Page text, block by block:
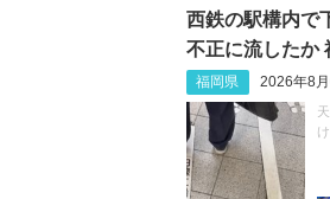
西鉄の駅構内で
不正に流したか
福岡県 2026年8